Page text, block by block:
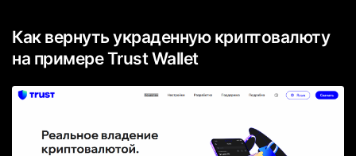
Как вернуть украденную криптовалюту
на примере Trust Wallet